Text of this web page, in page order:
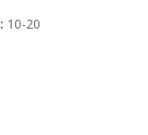
10-20